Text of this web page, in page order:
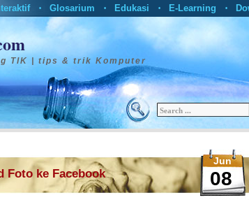
• Glosarium • Edukasi • E-Learning •
TIK | tips & trik Komputer
Foto ke Facebook
Jun
08